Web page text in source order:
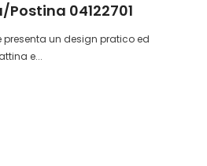
04122701
presenta un design pratico ed
e...